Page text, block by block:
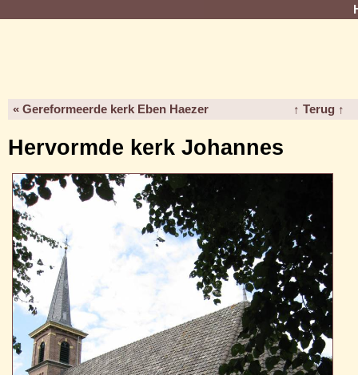
« Gereformeerde kerk Eben Haezer ↑ Terug ↑
Hervormde kerk Johannes